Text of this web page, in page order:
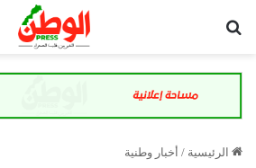
الرئيسية / أخبار وطنية